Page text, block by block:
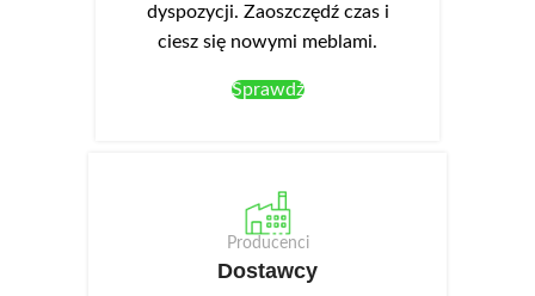
dyspozycji. Zaoszczędź czas i
ciesz się nowymi meblami.
Sprawdź
Producenci
Dostawcy